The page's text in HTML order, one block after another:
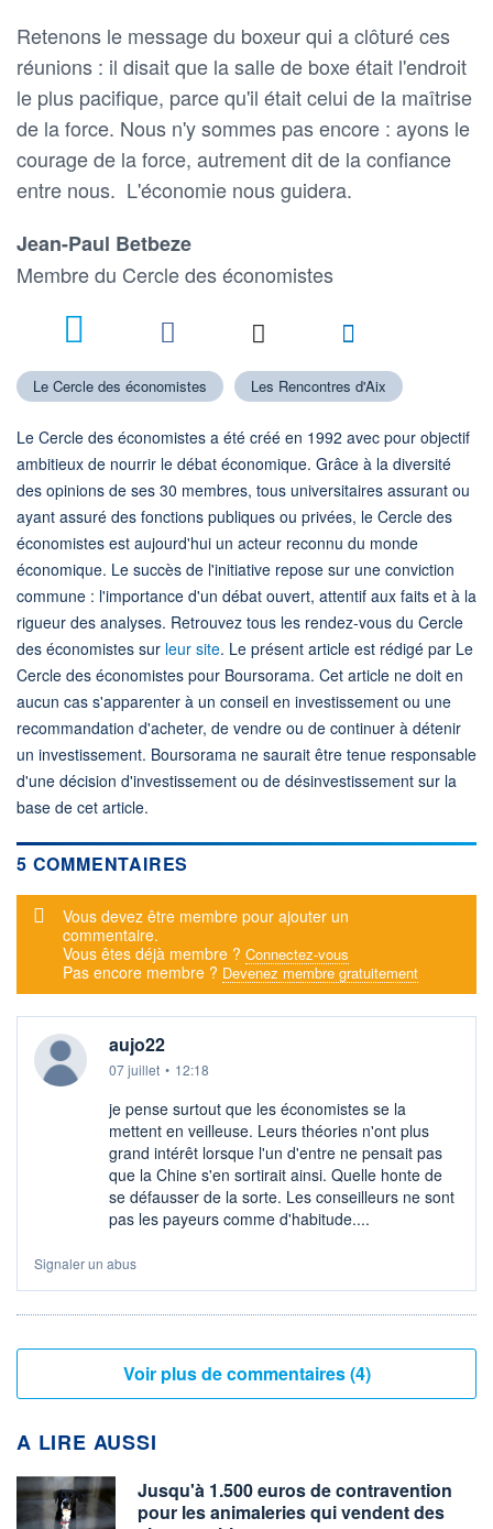
Retenons le message du boxeur qui a clôturé ces
réunions : il disait que la salle de boxe était l'endroit
le plus pacifique, parce qu'il était celui de la maîtrise
de la force. Nous n'y sommes pas encore : ayons le
courage de la force, autrement dit de la confiance
entre nous. L'économie nous guidera.
Jean-Paul Betbeze
Membre du Cercle des économistes
Le Cercle des économistes Les Rencontres d'Aix
Le Cercle des économistes a été créé en 1992 avec pour objectif
ambitieux de nourrir le débat économique. Grâce à la diversité
des opinions de ses 30 membres, tous universitaires assurant ou
ayant assuré des fonctions publiques ou privées, le Cercle des
économistes est aujourd'hui un acteur reconnu du monde
économique. Le succès de l'initiative repose sur une conviction
commune : l'importance d'un débat ouvert, attentif aux faits et à la
rigueur des analyses. Retrouvez tous les rendez-vous du Cercle
des économistes sur leur site. Le présent article est rédigé par Le
Cercle des économistes pour Boursorama. Cet article ne doit en
aucun cas s'apparenter à un conseil en investissement ou une
recommandation d'acheter, de vendre ou de continuer à détenir
un investissement. Boursorama ne saurait être tenue responsable
d'une décision d'investissement ou de désinvestissement sur la
base de cet article.
5 COMMENTAIRES
Message d'alerte
Vous devez être membre pour ajouter un
commentaire.
Vous êtes déjà membre ? Connectez-vous
Pas encore membre ? Devenez membre gratuitement
aujo22
07 juillet • 12:18
je pense surtout que les économistes se la
mettent en veilleuse. Leurs théories n'ont plus
grand intérêt lorsque l'un d'entre ne pensait pas
que la Chine s'en sortirait ainsi. Quelle honte de
se défausser de la sorte. Les conseilleurs ne sont
pas les payeurs comme d'habitude....
Signaler un abus
Voir plus de commentaires (4)
A LIRE AUSSI
Jusqu'à 1.500 euros de contravention
pour les animaleries qui vendent des